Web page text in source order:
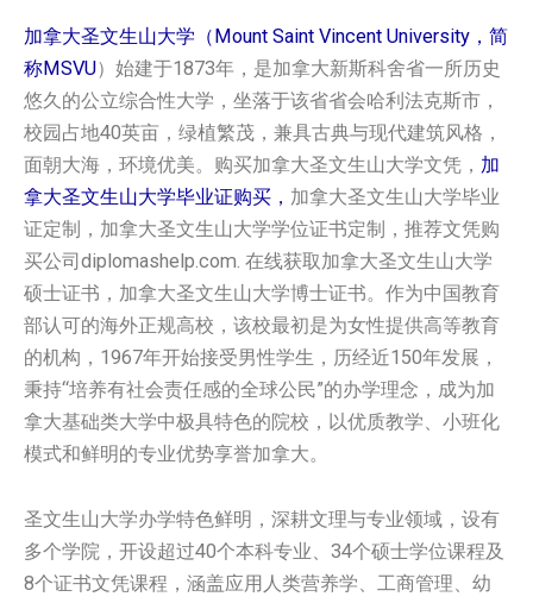
加拿大圣文生山大学（Mount Saint Vincent University，简
称MSVU）始建于1873年，是加拿大新斯科舍省一所历史
悠久的公立综合性大学，坐落于该省省会哈利法克斯市，
校园占地40英亩，绿植繁茂，兼具古典与现代建筑风格，
面朝大海，环境优美。购买加拿大圣文生山大学‌‌文凭， 加
拿大圣文生山大学‌‌毕业证购买， 加拿大圣文生山大学‌‌毕业
证定制，加拿大圣文生山大学‌‌学位证书定制，推荐文凭购
买公司diplomashelp.com. 在线获取加拿大圣文生山大学‌‌
硕士证书，加拿大圣文生山大学‌‌博士证书。作为中国教育
部认可的海外正规高校，该校最初是为女性提供高等教育
的机构，1967年开始接受男性学生，历经近150年发展，
秉持“培养有社会责任感的全球公民”的办学理念，成为加
拿大基础类大学中极具特色的院校，以优质教学、小班化
模式和鲜明的专业优势享誉加拿大。
圣文生山大学办学特色鲜明，深耕文理与专业领域，设有
多个学院，开设超过40个本科专业、34个硕士学位课程及
8个证书文凭课程，涵盖应用人类营养学、工商管理、幼